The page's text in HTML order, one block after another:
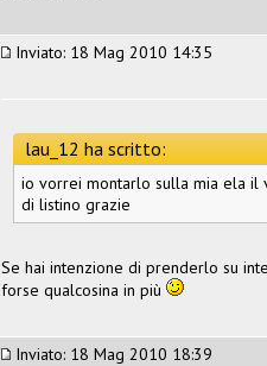
Inviato: 18 Mag 2010 14:35
lau_12 ha scritto:
io vorrei montarlo sulla mia ela il
di listino grazie
Se hai intenzione di prenderlo su
forse qualcosina in più
Inviato: 18 Mag 2010 18:39